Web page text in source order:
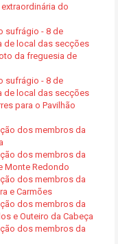
extraordinária do
sufrágio - 8 de
de local das secções
da freguesia de
sufrágio - 8 de
de local das secções
para o Pavilhão
dos membros da
dos membros da
Monte Redondo
dos membros da
e Carmões
dos membros da
e Outeiro da Cabeça
dos membros da